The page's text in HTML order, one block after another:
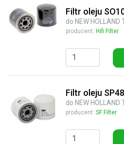
Filtr oleju
do NEW HOLLAND
producent: Hifi Filter
Filtr oleju
do NEW HOLLAND
producent: SF Filter